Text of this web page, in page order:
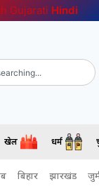
Gujarati Hindi
खेल धर्म
बिहार झारखंड